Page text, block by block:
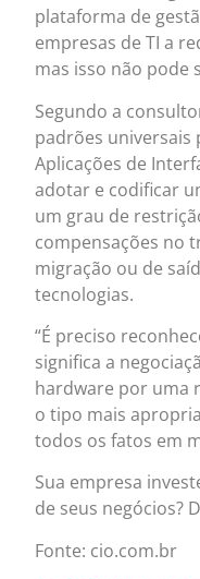
plataforma de
empresas de TI a
mas isso não pode
Segundo a
padrões universais
Aplicações de
adotar e codificar
um grau de
compensações no
migração ou de
tecnologias.
“É preciso
significa a
hardware por uma
o tipo mais
todos os fatos em
Sua empresa
de seus negócios?
Fonte: cio.com.br